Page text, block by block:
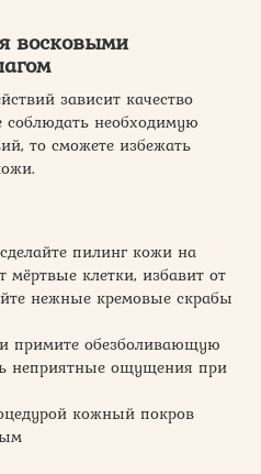
восковыми
зависит качество
необходимую
то сможете избежать
пилинг кожи на
мёртвые клетки, избавит от
нежные кремовые скрабы
примите обезболивающую
неприятные ощущения при
кожный покров